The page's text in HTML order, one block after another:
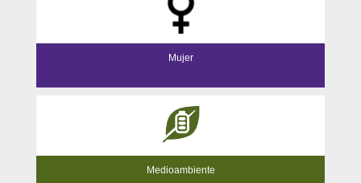
Mujer
Medioambiente